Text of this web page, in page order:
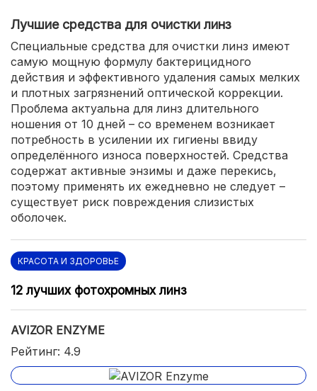
Лучшие средства для очистки линз
Специальные средства для очистки линз имеют
самую мощную формулу бактерицидного
действия и эффективного удаления самых мелких
и плотных загрязнений оптической коррекции.
Проблема актуальна для линз длительного
ношения от 10 дней – со временем возникает
потребность в усилении их гигиены ввиду
определённого износа поверхностей. Средства
содержат активные энзимы и даже перекись,
поэтому применять их ежедневно не следует –
существует риск повреждения слизистых
оболочек.
КРАСОТА И ЗДОРОВЬЕ
12 лучших фотохромных линз
AVIZOR ENZYME
Рейтинг: 4.9